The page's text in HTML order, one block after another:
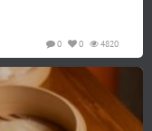
4820
0
0